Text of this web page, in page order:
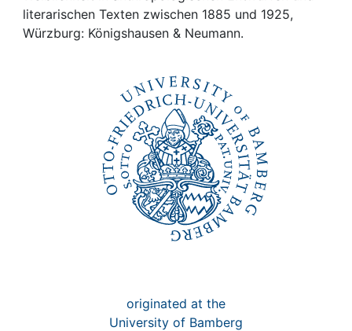
Help
literarischen Texten zwischen 1885 und 1925,
Würzburg: Königshausen & Neumann.
originated at the
University of Bamberg